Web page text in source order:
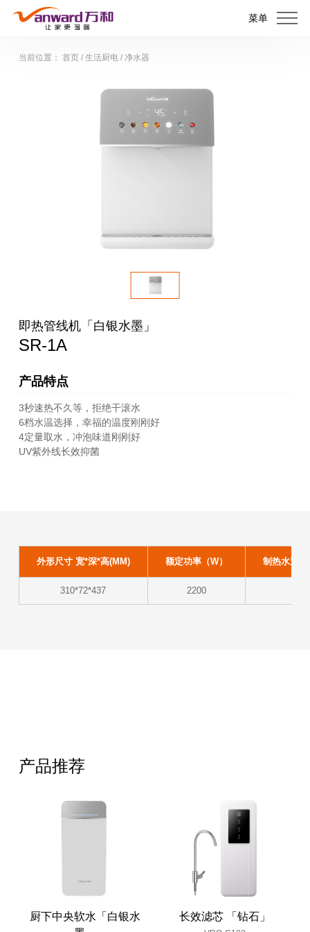
菜单
当前位置： 首页/ 生活厨电/ 净水器
即热管线机「白银水墨」
SR-1A
产品特点
3秒速热不久等，拒绝干滚水
6档水温选择，幸福的温度刚刚好
4定量取水，冲泡味道刚刚好
UV紫外线长效抑菌
外形尺寸 宽*深*高(MM) 额定功率（W） 制热水速度
310*72*437 2200
产品推荐
厨下中央软水「白银水
长效滤芯 「钻石」